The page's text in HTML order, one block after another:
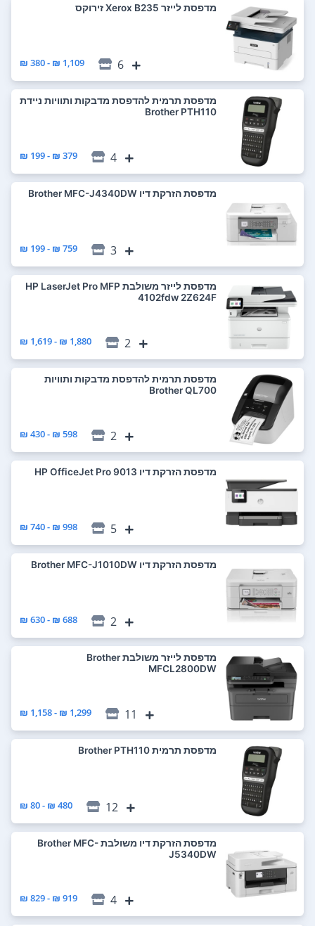
מדפסת ‏לייזר Xerox B235 זירוקס
6
1,109 ₪ - 380 ₪
מדפסת ‏תרמית ‏להדפסת מדבקות ותוויות ניידת
Brother PTH110
4
379 ₪ - 199 ₪
מדפסת ‏הזרקת דיו Brother MFC-J4340DW
3
759 ₪ - 199 ₪
מדפסת ‏לייזר ‏משולבת HP LaserJet Pro MFP
4102fdw 2Z624F
2
1,880 ₪ - 1,619 ₪
מדפסת ‏תרמית ‏להדפסת מדבקות ותוויות
Brother QL700
2
598 ₪ - 430 ₪
מדפסת ‏הזרקת דיו HP OfficeJet Pro 9013
5
998 ₪ - 740 ₪
מדפסת ‏הזרקת דיו Brother MFC-J1010DW
2
688 ₪ - 630 ₪
מדפסת ‏לייזר ‏משולבת Brother
MFCL2800DW
11
1,299 ₪ - 1,158 ₪
מדפסת ‏תרמית Brother PTH110
12
480 ₪ - 80 ₪
מדפסת ‏הזרקת דיו ‏משולבת Brother MFC-
J5340DW
4
919 ₪ - 829 ₪